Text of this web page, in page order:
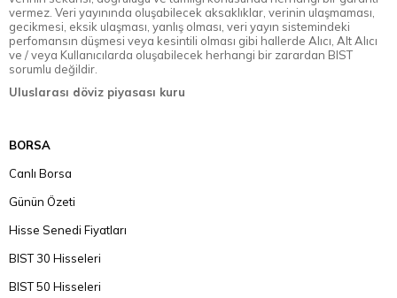
vermez. Veri yayınında oluşabilecek aksaklıklar, verinin ulaşmaması,
gecikmesi, eksik ulaşması, yanlış olması, veri yayın sistemindeki
perfomansın düşmesi veya kesintili olması gibi hallerde Alıcı, Alt Alıcı
ve / veya Kullanıcılarda oluşabilecek herhangi bir zarardan BIST
sorumlu değildir.
Uluslarası döviz piyasası kuru
BORSA
Canlı Borsa
Günün Özeti
Hisse Senedi Fiyatları
BIST 30 Hisseleri
BIST 50 Hisseleri